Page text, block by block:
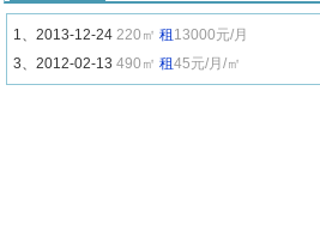
1、2013-12-24 220㎡ 租 13000元/月
3、2012-02-13 490㎡ 租45元/月/㎡